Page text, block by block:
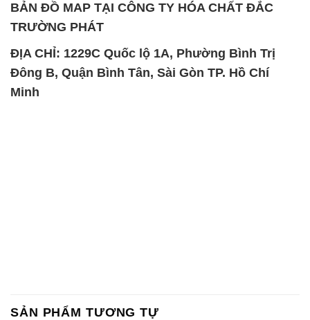
BẢN ĐỒ MAP TẠI CÔNG TY HÓA CHẤT ĐẮC
TRƯỜNG PHÁT
ĐỊA CHỈ: 1229C Quốc lộ 1A, Phường Bình Trị
Đông B, Quận Bình Tân, Sài Gòn TP. Hồ Chí
Minh
SẢN PHẨM TƯƠNG TỰ